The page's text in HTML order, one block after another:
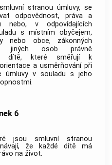
stranou úmluvy, se
odpovědnost, práva a
nebo, v odpovídajících
s místním obyčejem,
nebo obce, zákonných
jiných osob právně
dítě, které směřují k
a usměrňování při
úmluvy v souladu s jeho
6
jsou smluvní stranou
že každé dítě má
na život.